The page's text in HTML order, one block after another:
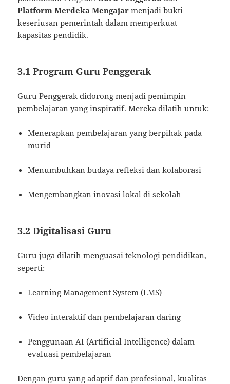
Platform Merdeka Mengajar menjadi bukti
keseriusan pemerintah dalam memperkuat
kapasitas pendidik.
3.1 Program Guru Penggerak
Guru Penggerak didorong menjadi pemimpin
pembelajaran yang inspiratif. Mereka dilatih untuk:
Menerapkan pembelajaran yang berpihak pada
murid
Menumbuhkan budaya refleksi dan kolaborasi
Mengembangkan inovasi lokal di sekolah
3.2 Digitalisasi Guru
Guru juga dilatih menguasai teknologi pendidikan,
seperti:
Learning Management System (LMS)
Video interaktif dan pembelajaran daring
Penggunaan AI (Artificial Intelligence) dalam
evaluasi pembelajaran
Dengan guru yang adaptif dan profesional, kualitas